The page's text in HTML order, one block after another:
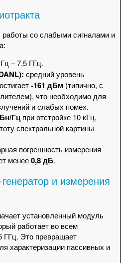
со слабыми сигналами и
– 7,5 ГГц.
средний уровень
-161 дБм (типично, с
что необходимо для
и слабых помех.
Гц при отстройке 10 кГц,
спектральной картины
погрешность измерения
менее0,8 дБ.
и измерения
установленный модуль
работает во всем
ГГц. Это превращает
характеризации пассивных и